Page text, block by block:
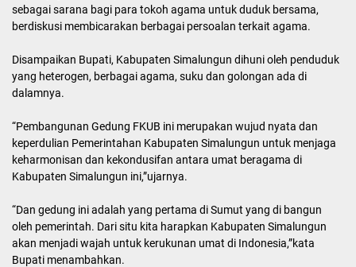
sebagai sarana bagi para tokoh agama untuk duduk bersama,
berdiskusi membicarakan berbagai persoalan terkait agama.
Disampaikan Bupati, Kabupaten Simalungun dihuni oleh penduduk
yang heterogen, berbagai agama, suku dan golongan ada di
dalamnya.
“Pembangunan Gedung FKUB ini merupakan wujud nyata dan
keperdulian Pemerintahan Kabupaten Simalungun untuk menjaga
keharmonisan dan kekondusifan antara umat beragama di
Kabupaten Simalungun ini,”ujarnya.
“Dan gedung ini adalah yang pertama di Sumut yang di bangun
oleh pemerintah. Dari situ kita harapkan Kabupaten Simalungun
akan menjadi wajah untuk kerukunan umat di Indonesia,”kata
Bupati menambahkan.